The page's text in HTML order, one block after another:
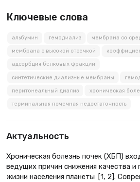
Ключевые слова
альбумин гемодиализ мембрана со
мембрана с высокой отсечкой
адсорбция белковых фракций
синтетические диализные мембраны
перитонеальный диализ хроническая
терминальная почечная недостаточность
Актуальность
Хроническая болезнь почек (ХБП)
ведущих причин снижения качества
жизни населения планеты [1, 2].